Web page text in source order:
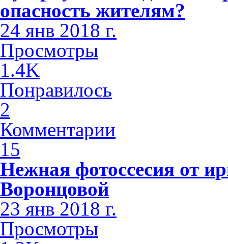
опасность жителям?
24 янв 2018 г.
Просмотры
1.4K
Понравилось
2
Комментарии
15
Нежная фотоссесия от
Воронцовой
23 янв 2018 г.
Просмотры